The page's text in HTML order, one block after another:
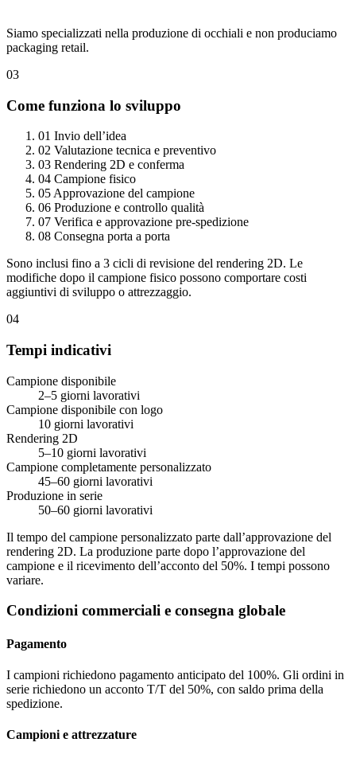
Siamo specializzati nella produzione di occhiali e non produciamo
packaging retail.
03
Come funziona lo sviluppo
01 Invio dell’idea
02 Valutazione tecnica e preventivo
03 Rendering 2D e conferma
04 Campione fisico
05 Approvazione del campione
06 Produzione e controllo qualità
07 Verifica e approvazione pre-spedizione
08 Consegna porta a porta
Sono inclusi fino a 3 cicli di revisione del rendering 2D. Le
modifiche dopo il campione fisico possono comportare costi
aggiuntivi di sviluppo o attrezzaggio.
04
Tempi indicativi
Campione disponibile
2–5 giorni lavorativi
Campione disponibile con logo
10 giorni lavorativi
Rendering 2D
5–10 giorni lavorativi
Campione completamente personalizzato
45–60 giorni lavorativi
Produzione in serie
50–60 giorni lavorativi
Il tempo del campione personalizzato parte dall’approvazione del
rendering 2D. La produzione parte dopo l’approvazione del
campione e il ricevimento dell’acconto del 50%. I tempi possono
variare.
Condizioni commerciali e consegna globale
Pagamento
I campioni richiedono pagamento anticipato del 100%. Gli ordini in
serie richiedono un acconto T/T del 50%, con saldo prima della
spedizione.
Campioni e attrezzature